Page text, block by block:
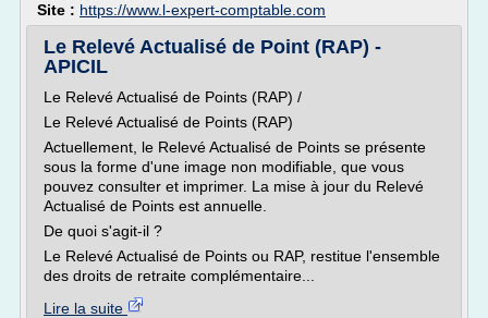
Site : https://www.l-expert-comptable.com
Le Relevé Actualisé de Point (RAP) -
APICIL
Le Relevé Actualisé de Points (RAP) /
Le Relevé Actualisé de Points (RAP)
Actuellement, le Relevé Actualisé de Points se présente
sous la forme d'une image non modifiable, que vous
pouvez consulter et imprimer. La mise à jour du Relevé
Actualisé de Points est annuelle.
De quoi s'agit-il ?
Le Relevé Actualisé de Points ou RAP, restitue l'ensemble
des droits de retraite complémentaire...
Lire la suite